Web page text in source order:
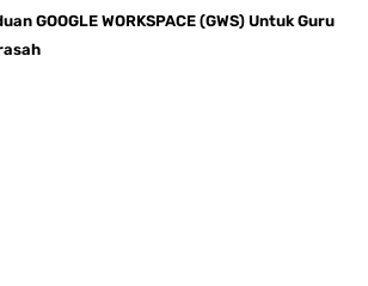
GOOGLE WORKSPACE (GWS) Untuk Guru